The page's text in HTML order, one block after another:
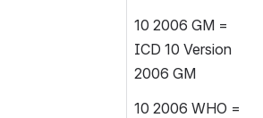
10 2006 GM =
ICD 10 Version
2006 GM
10 2006 WHO =